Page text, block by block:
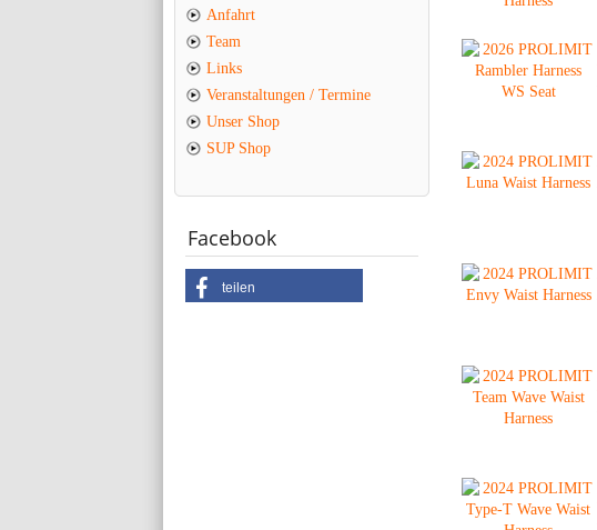
Anfahrt
Team
Links
Veranstaltungen / Termine
Unser Shop
SUP Shop
Facebook
teilen